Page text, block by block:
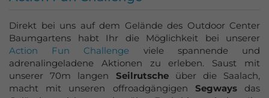
Direkt bei uns auf dem Gelände des Outdoor Center
Baumgartens habt Ihr die Möglichkeit bei unserer
Action Fun Challenge viele spannende und
adrenalingeladene Aktionen zu erleben. Saust mit
unserer 70m langen Seilrutsche über die Saalach,
macht mit unseren offroadgängigen Segways das